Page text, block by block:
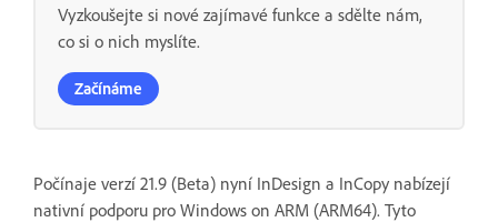
Vyzkoušejte si nové zajímavé funkce a sdělte nám,
co si o nich myslíte.
Začínáme
Počínaje verzí 21.9 (Beta) nyní InDesign a InCopy nabízejí
nativní podporu pro Windows on ARM (ARM64). Tyto